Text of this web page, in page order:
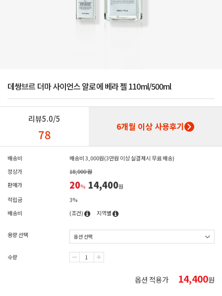
데쌍브르 더마 사이언스 알로에 베라 젤 110ml/500ml
리뷰5.0/5
78 6개월 이상 사용후기
배송비
배송비 3,000원(3만원 이상 실결제시 무료 배송)
정상가
18,000 원
판매가
20% 14,400원
적립금
3%
배송비
(조건) 지역별
용량 선택
수량
옵션 적용가 14,400원